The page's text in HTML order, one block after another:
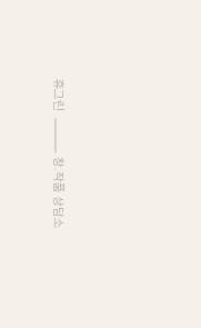
휴그린
창.작품 상담소